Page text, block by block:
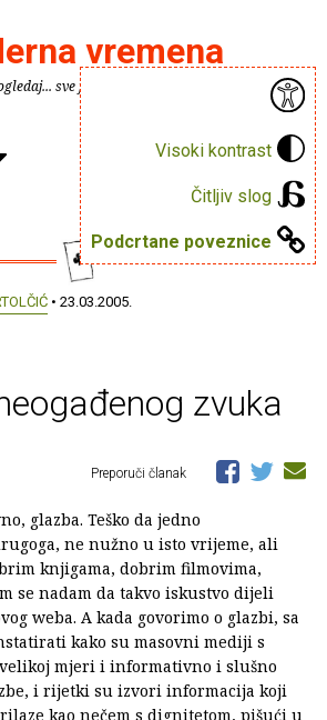
Visoki kontrast
Čitljiv slog
Podcrtane poveznice
vremena
sve je puno knjiga.
• 23.03.2005.
zvuka
Preporuči članak
glazba. Teško da jedno
ne nužno u isto vrijeme, ali
knjigama, dobrim filmovima,
se nadam da takvo iskustvo dijeli
weba. A kada govorimo o glazbi, sa
kako su masovni mediji s
mjeri i informativno i slušno
i rijetki su izvori informacija koji
kao nečem s dignitetom, pišući u